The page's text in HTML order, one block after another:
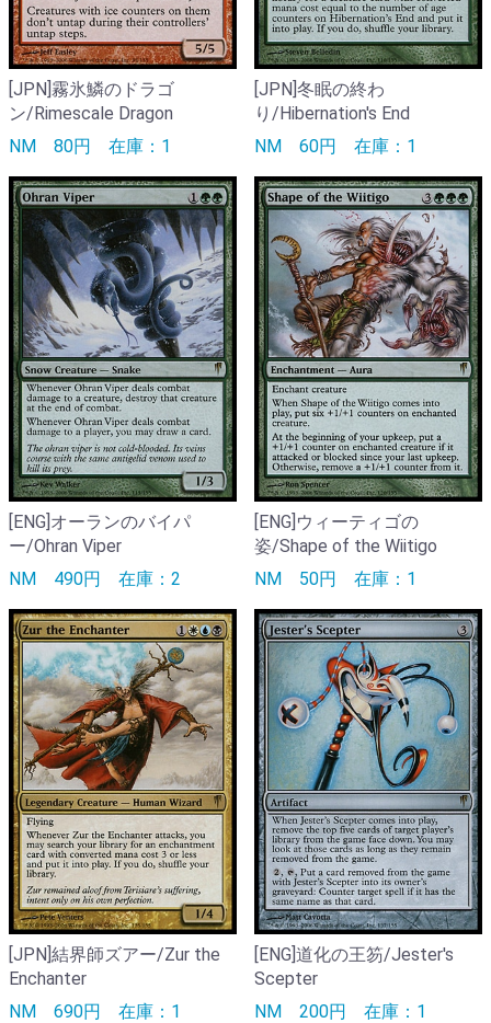
[JPN]霧氷鱗のドラゴ
ン/Rimescale Dragon
NM 80円 在庫：1
[JPN]冬眠の終わ
り/Hibernation's End
NM 60円 在庫：1
[ENG]オーランのバイパ
ー/Ohran Viper
NM 490円 在庫：2
[ENG]ウィーティゴの
姿/Shape of the Wiitigo
NM 50円 在庫：1
[JPN]結界師ズアー/Zur the
Enchanter
NM 690円 在庫：1
[ENG]道化の王笏/Jester's
Scepter
NM 200円 在庫：1